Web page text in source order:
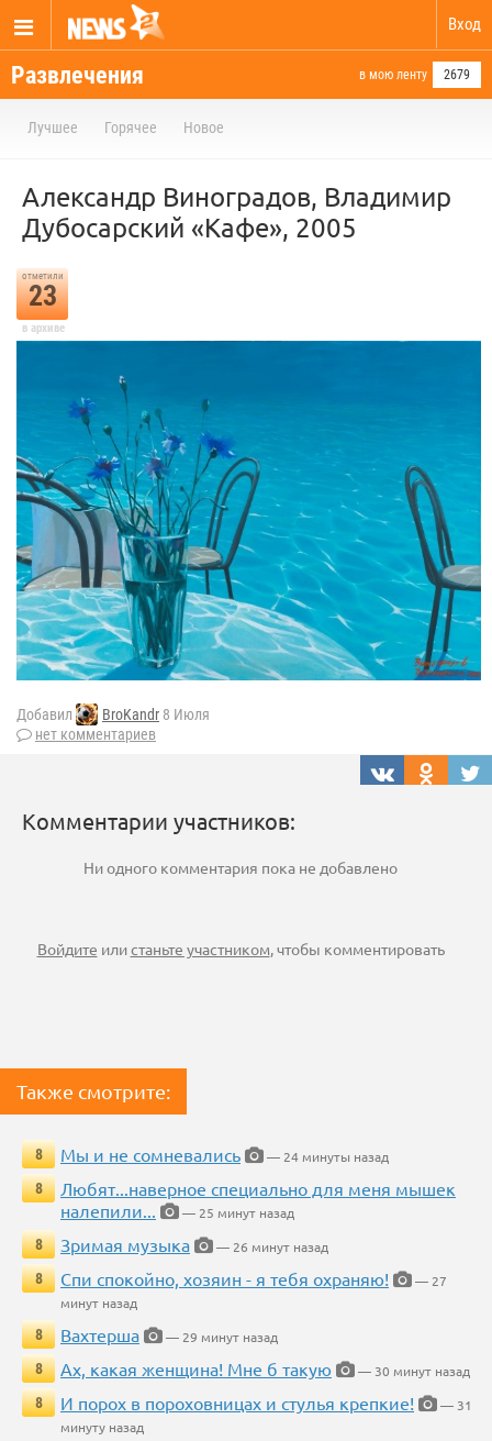
Вход
Развлечения в мою ленту 2679
Лучшее Горячее Новое
Александр Виноградов, Владимир
Дубосарский «Кафе», 2005
отметили
23
в архиве
Добавил BroKandr 8 Июля
нет комментариев
Комментарии участников:
Ни одного комментария пока не добавлено
Войдите илистаньте участником, чтобы комментировать
Также смотрите:
8 Мы и не сомневались
— 24 минуты назад
8
Любят...наверное специально для меня мышек
налепили...
— 25 минут назад
8
Зримая музыка
— 26 минут назад
8
Спи спокойно, хозяин - я тебя охраняю!
— 27
минут назад
8
Вахтерша
— 29 минут назад
8
Ах, какая женщина! Мне б такую
— 30 минут назад
8
И порох в пороховницах и стулья крепкие!
— 31
минуту назад